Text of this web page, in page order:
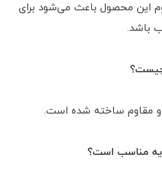
این محصول باعث می‌شود برای
باشد.
مقاوم ساخته شده است.
مناسب است؟